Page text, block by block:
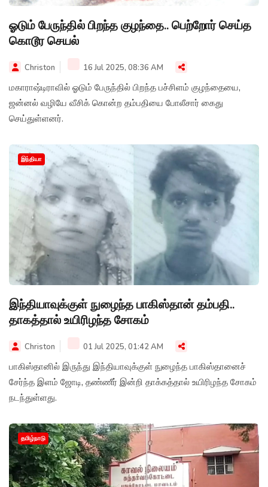
ஓடும் பேருந்தில் பிறந்த குழந்தை.. பெற்றோர் செய்த
கொடூர செயல்
Christon 16 Jul 2025, 08:36 AM
மகாராஷ்டிராவில் ஓடும் பேருந்தில் பிறந்த பச்சிளம் குழந்தையை,
ஜன்னல் வழியே வீசிக் கொன்ற தம்பதியை போலீசார் கைது
செய்துள்ளனர்.
இந்தியா
இந்தியாவுக்குள் நுழைந்த பாகிஸ்தான் தம்பதி..
தாகத்தால் உயிரிழந்த சோகம்
Christon 01 Jul 2025, 01:42 AM
பாகிஸ்தானில் இருந்து இந்தியாவுக்குள் நுழைந்த பாகிஸ்தானைச்
சேர்ந்த இளம் ஜோடி, தண்ணீர் இன்றி தாக்கத்தால் உயிரிழந்த சோகம்
நடந்துள்ளது.
தமிழ்நாடு